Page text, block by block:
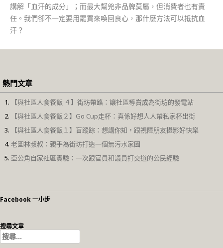
講解「血汗的成分」；而最大幫兇非品牌莫屬，但消費者也有責
任。我們卻不一定要用罷買來喚回良心，那什麼方法可以抵抗血
汗？
熱門文章
【與社區人食餐飯 ４】街坊帶路：讓社區導賞成為街坊的發電站
【與社區人食餐飯２】Go Cup走杯：真係好想人人帶私家杯出街
【與社區人食餐飯１】盲蹤踪：想講你知，跟視障朋友攝影好快樂
老圍林叔叔：親手為街坊打造一個無污水家園
亞公角自家社區實驗：一次跟官員和議員打交道的公民經驗
Facebook 一小步
搜尋文章
搜
尋